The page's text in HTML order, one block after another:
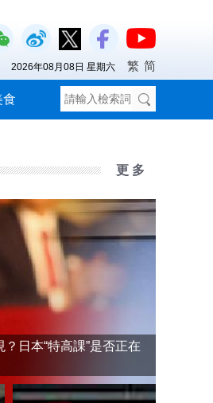
食
2026年08月08日 星期六 繁 简
更 多
？日本“特高課”是否正在